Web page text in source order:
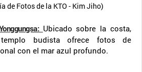
de Fotos de la KTO - Kim Jiho)
: Ubicado sobre la costa,
budista ofrece fotos de
con el mar azul profundo.